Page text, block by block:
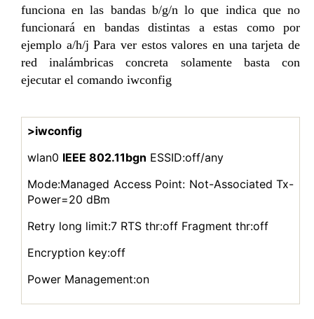
funciona en las bandas b/g/n lo que indica que no
funcionará en bandas distintas a estas como por
ejemplo a/h/j Para ver estos valores en una tarjeta de
red inalámbricas concreta solamente basta con
ejecutar el comando iwconfig
>iwconfig
wlan0 IEEE 802.11bgn ESSID:off/any
Mode:Managed Access Point: Not-Associated Tx-
Power=20 dBm
Retry long limit:7 RTS thr:off Fragment thr:off
Encryption key:off
Power Management:on